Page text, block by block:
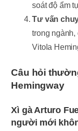
soát độ ẩm
Tư vấn
trong
Vitola
Câu hỏi
Hemingway
Xì gà Arturo
người mới